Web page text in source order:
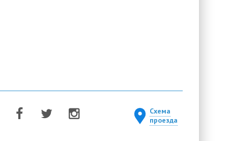
Схема
проезда